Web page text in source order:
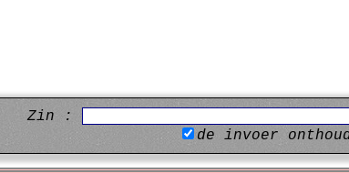
Zin :
de invoer